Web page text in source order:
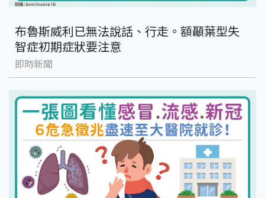
布魯斯威利已無法說話、行走。額顳葉型失
智症初期症狀要注意
即時新聞